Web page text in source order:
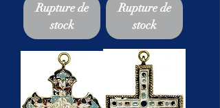
Rupture de
stock
Rupture de
stock